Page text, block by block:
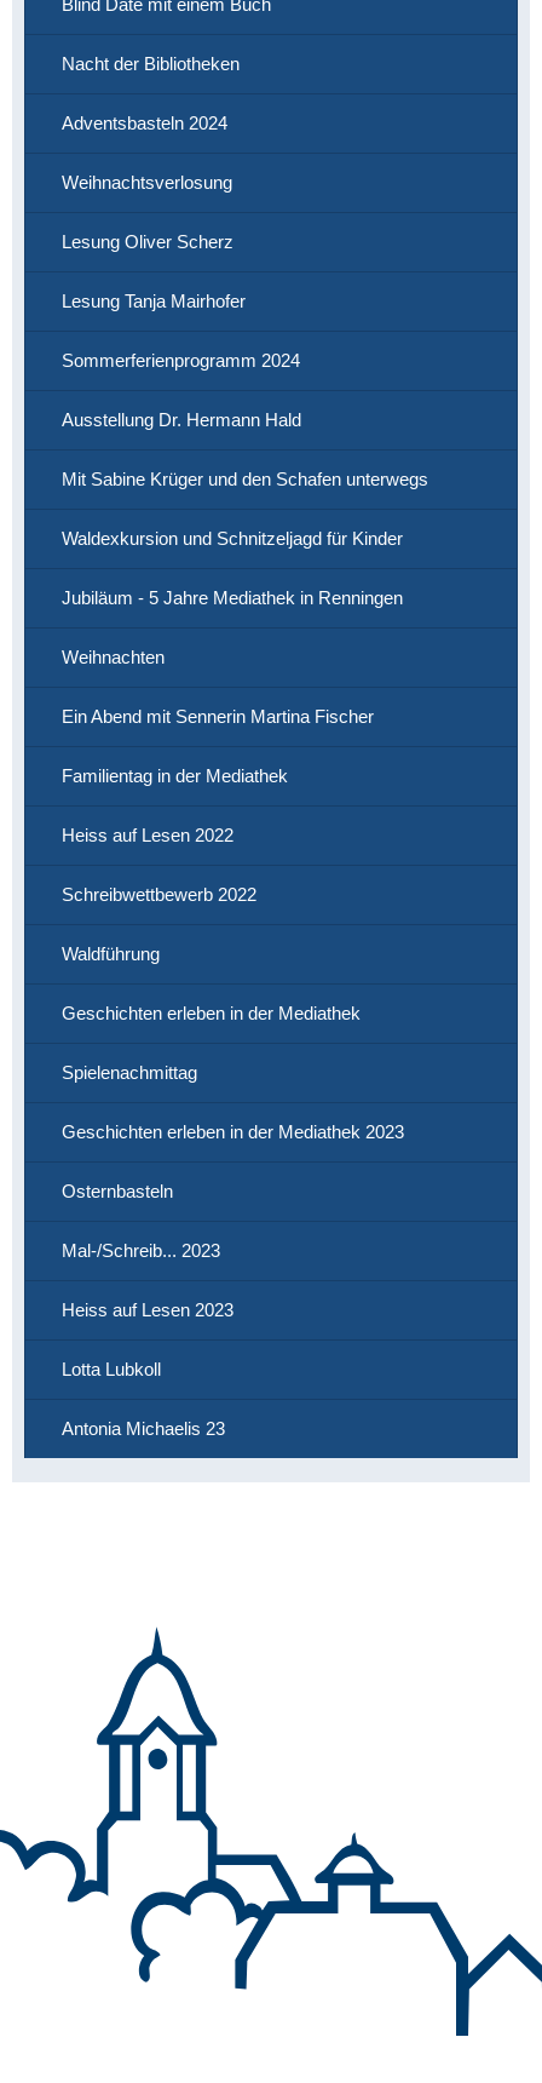
Nacht der Bibliotheken
Adventsbasteln 2024
Weihnachtsverlosung
Lesung Oliver Scherz
Lesung Tanja Mairhofer
Sommerferienprogramm 2024
Ausstellung Dr. Hermann Hald
Mit Sabine Krüger und den Schafen unterwegs
Waldexkursion und Schnitzeljagd für Kinder
Jubiläum - 5 Jahre Mediathek in Renningen
Weihnachten
Ein Abend mit Sennerin Martina Fischer
Familientag in der Mediathek
Heiss auf Lesen 2022
Schreibwettbewerb 2022
Waldführung
Geschichten erleben in der Mediathek
Spielenachmittag
Geschichten erleben in der Mediathek 2023
Osternbasteln
Mal-/Schreib... 2023
Heiss auf Lesen 2023
Lotta Lubkoll
Antonia Michaelis 23